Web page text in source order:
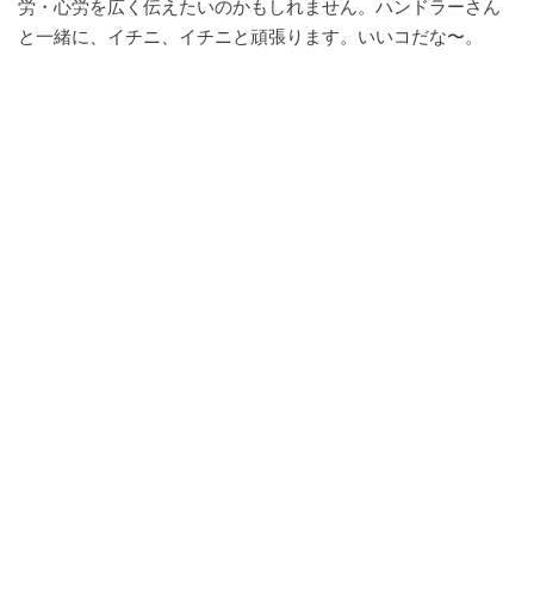
労・心労を広く伝えたいのかもしれません。ハンドラーさん
と一緒に、イチニ、イチニと頑張ります。いいコだな〜。